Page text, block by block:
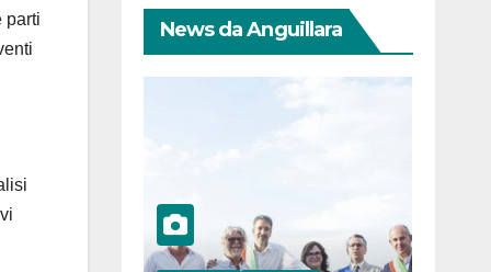
parti
News da Anguillara